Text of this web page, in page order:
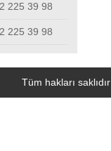
225 39 98
225 39 98
Tüm hakları saklıdır